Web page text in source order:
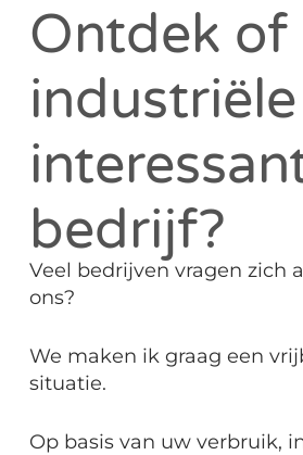
Ontdek of
bedrijf?
Veel bedrijven vragen zich
ons?
We maken ik graag een
situatie.
Op basis van uw verbruik,